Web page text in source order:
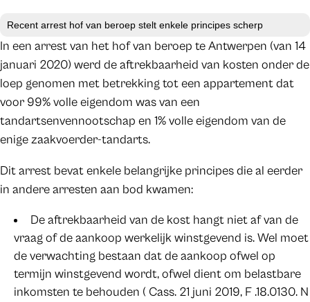
Recent arrest hof van beroep stelt enkele principes scherp
In een arrest van het hof van beroep te Antwerpen (van 14
januari 2020) werd de aftrekbaarheid van kosten onder de
loep genomen met betrekking tot een appartement dat
voor 99% volle eigendom was van een
tandartsenvennootschap en 1% volle eigendom van de
enige zaakvoerder-tandarts.
Dit arrest bevat enkele belangrijke principes die al eerder
in andere arresten aan bod kwamen:
De aftrekbaarheid van de kost hangt niet af van de
vraag of de aankoop werkelijk winstgevend is. Wel moet
de verwachting bestaan dat de aankoop ofwel op
termijn winstgevend wordt, ofwel dient om belastbare
inkomsten te behouden ( Cass. 21 juni 2019, F .18.0130. N